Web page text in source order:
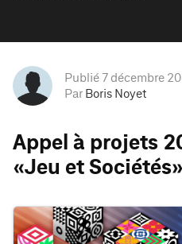
Publié 7 décembre
Par Boris Noyet
Appel à projets
«Jeu et Sociétés»